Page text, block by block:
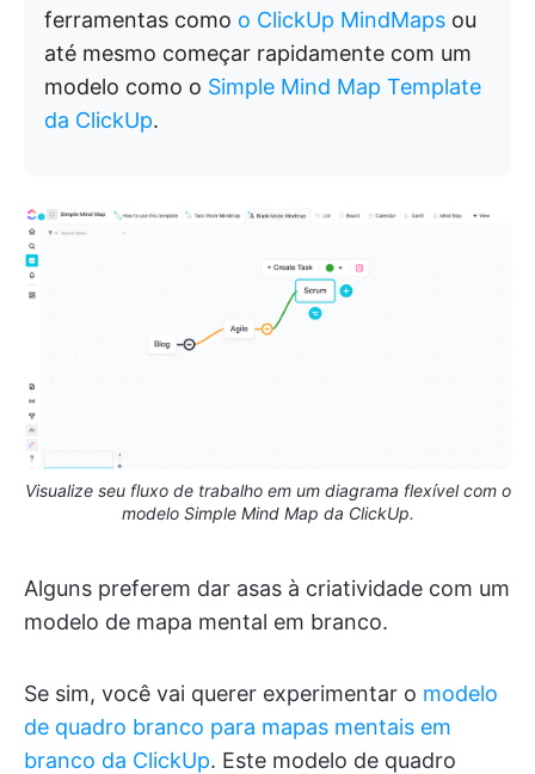
ferramentas como o ClickUp MindMaps ou
até mesmo começar rapidamente com um
modelo como o Simple Mind Map Template
da ClickUp.
Visualize seu fluxo de trabalho em um diagrama flexível com o
modelo Simple Mind Map da ClickUp.
Alguns preferem dar asas à criatividade com um
modelo de mapa mental em branco.
Se sim, você vai querer experimentar o modelo
de quadro branco para mapas mentais em
branco da ClickUp. Este modelo de quadro